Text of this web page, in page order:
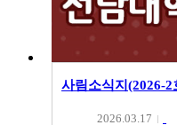
사림소식지(2026-2
2026.03.17